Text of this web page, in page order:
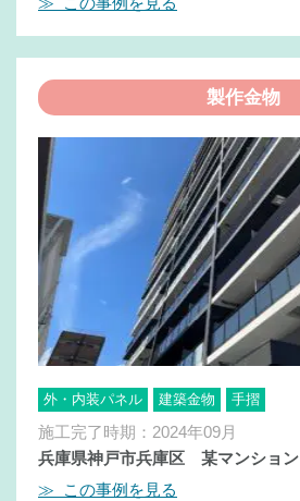
製作金物
外・内装パネル 建築金物 手摺
施工完了時期：2024年09月
兵庫県神戸市兵庫区 某マンション
≫ この事例を見る